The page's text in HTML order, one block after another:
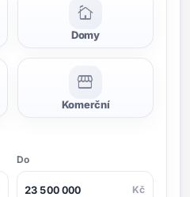
cottage
Domy
storefront
Komerční
Do
Kč